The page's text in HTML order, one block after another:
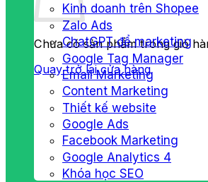
Chưa có sản phẩm trong giỏ
Quay trở lại cửa hàng
Kinh doanh trên Shopee
Zalo Ads
ChatGPT để marketing
Google Tag Manager
Email Marketing
Content Marketing
Thiết kế website
Google Ads
Facebook Marketing
Google Analytics 4
Khóa học SEO